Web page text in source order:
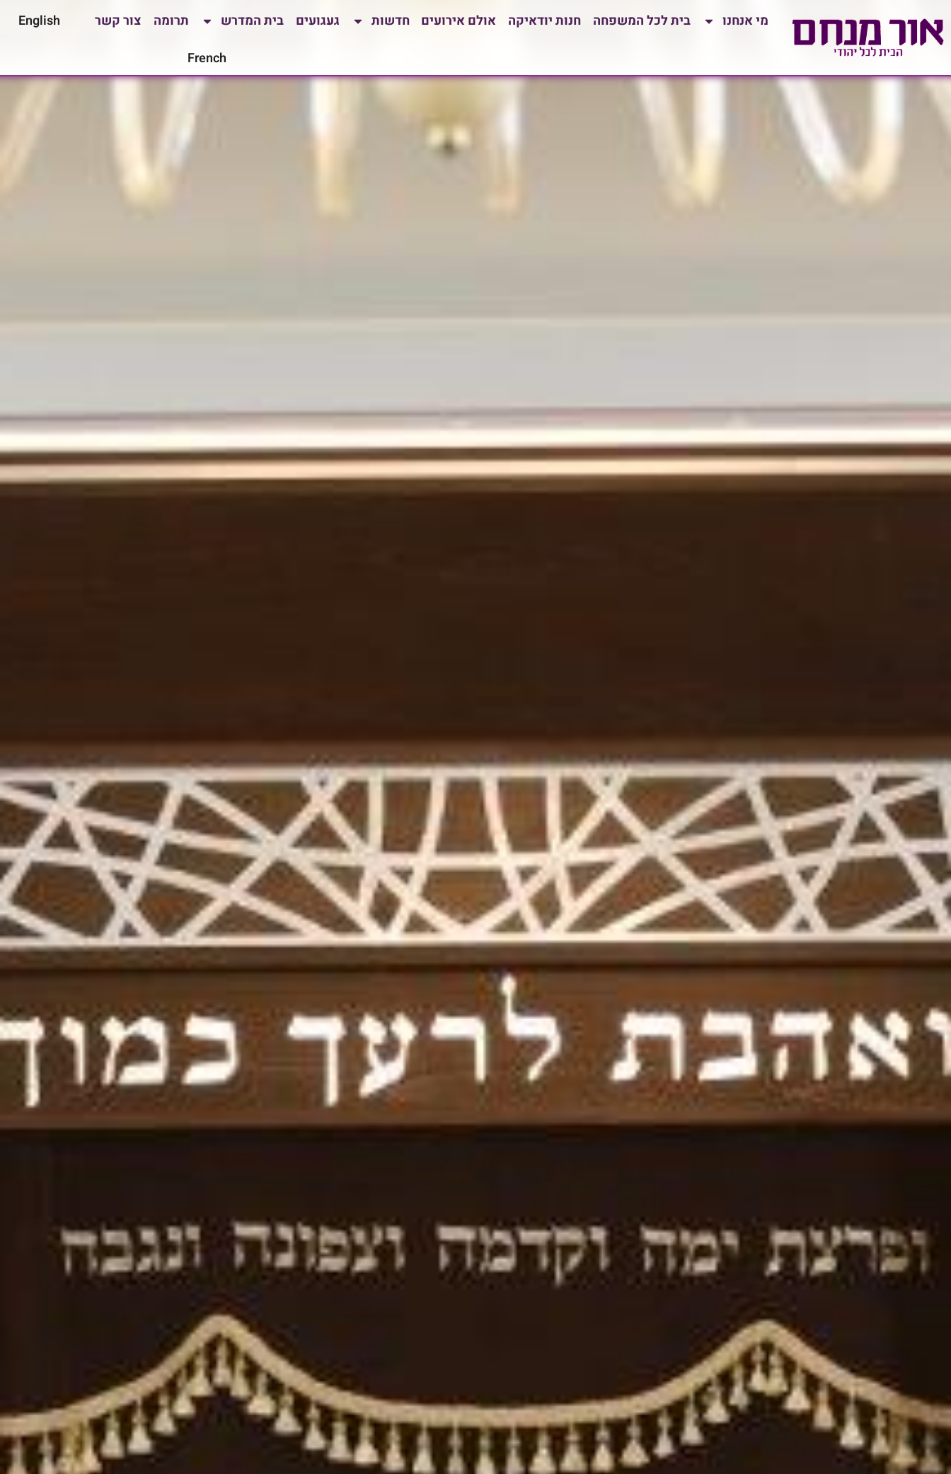
מי אנחנו בית לכל המשפחה חנות יודאיקה אולם אירועים חדשות געגועים בית המדרש תרומה צור קשר
English
French